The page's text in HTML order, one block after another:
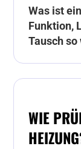
Was ist
Funktion,
Tausch
WIE